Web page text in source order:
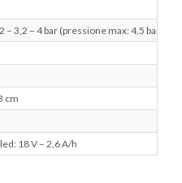
3,2 – 4 bar (pressione max: 4,5 bar)
cm
18 V – 2,6 A/h